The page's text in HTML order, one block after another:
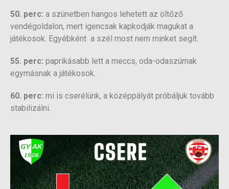
50. perc: a szünetben hangos lehetett az öltőző
vendégoldalon, mert igencsak kapkodják magukat a
játékosok. Egyébként a szél most nem minket segít.
55. perc: paprikásabb lett a meccs, oda-odaszúrnak
egymásnak a játékosok.
60. perc: mi is cserélünk, a középpályát próbáljuk tovább
stabilizálni.